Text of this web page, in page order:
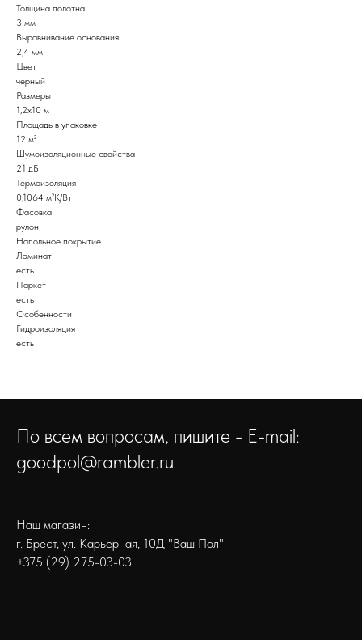
Толщина полотна
3 мм
Выравнивание основания
2,4 мм
Цвет
черный
Размеры
1,2х10 м
Площадь в упаковке
12 м²
Шумоизоляционные свойства
21 дБ
Термоизоляция
0,1064 м²К/Вт
Фасовка
рулон
Напольное покрытие
Ламинат
есть
Паркет
есть
Особенности
Гидроизоляция
есть
По всем вопросам, пишите - E-mail:
goodpol@rambler.ru
Наш магазин:
г. Брест, ул. Карьерная, 10Д "Ваш Пол"
+375 (29) 275-03-03